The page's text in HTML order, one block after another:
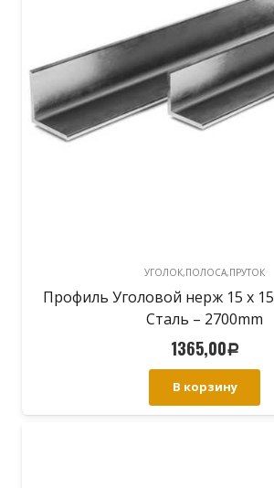
УГОЛОК,ПОЛОСА,ПРУТОК
Профиль Уголовой нерж 15 х 15
Сталь – 2700mm
1365,00Р
В корзину